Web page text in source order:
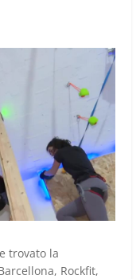
trovato la
Rockfit,